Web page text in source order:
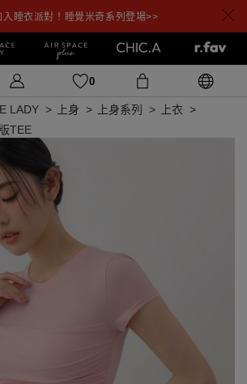
入睡衣派對！睡覺米奇系列登場>>
0
LADY 上身 上身系列
上衣
TEE